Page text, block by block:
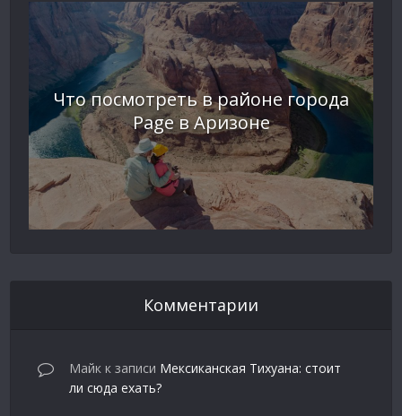
Что посмотреть в районе города
Page в Аризоне
Комментарии
Майк к записи Мексиканская Тихуана: стоит
ли сюда ехать?